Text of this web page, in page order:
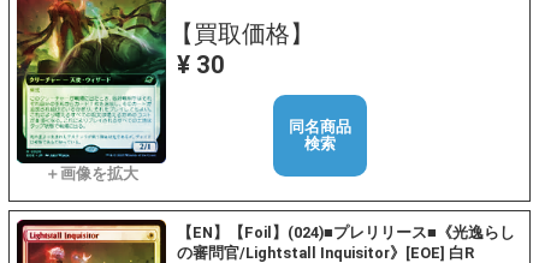
【買取価格】
¥ 30
同名商品
検索
【EN】【Foil】(024)■プレリリース■《光逸らし
の審問官/Lightstall Inquisitor》[EOE] 白R